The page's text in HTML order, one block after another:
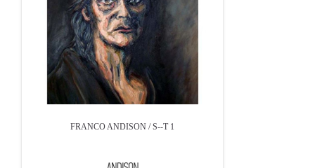
FRANCO ANDISON / S--T 1